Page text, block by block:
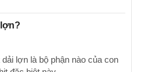
lợn là bộ phận nào của con